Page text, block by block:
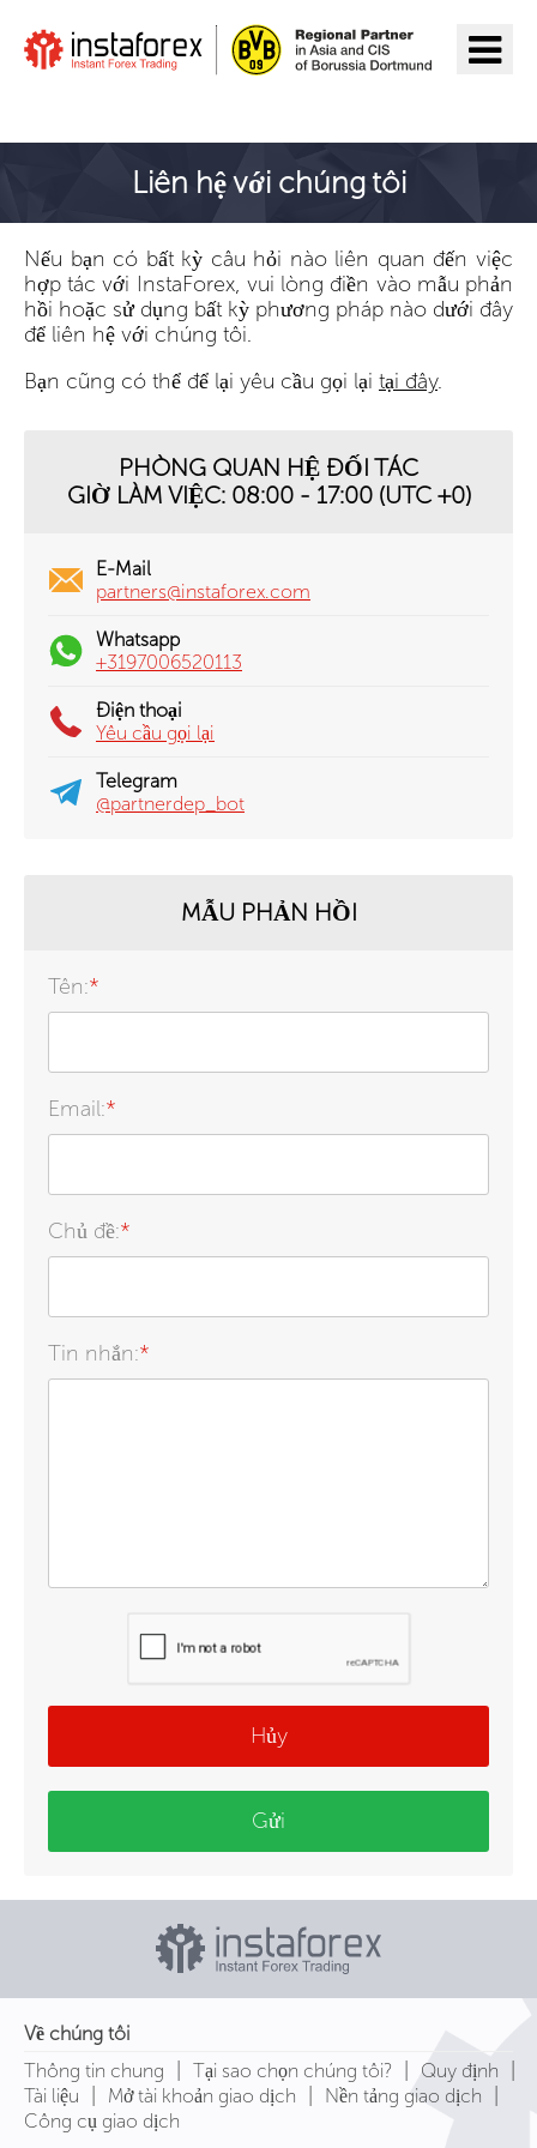
Liên hệ với chúng tôi
Nếu bạn có bất kỳ câu hỏi nào liên quan đến việc
hợp tác với InstaForex, vui lòng điền vào mẫu phản
hồi hoặc sử dụng bất kỳ phương pháp nào dưới đây
để liên hệ với chúng tôi.
Bạn cũng có thể để lại yêu cầu gọi lại tại đây.
PHÒNG QUAN HỆ ĐỐI TÁC
GIỜ LÀM VIỆC: 08:00 - 17:00 (UTC +0)
E-Mail
partners@instaforex.com
Whatsapp
+3197006520113
Điện thoại
Yêu cầu gọi lại
Telegram
@partnerdep_bot
MẪU PHẢN HỒI
Tên:*
Email:*
Chủ đề:*
Tin nhắn:*
Hủy
Gửi
Về chúng tôi
Thông tin chung
| Tại sao chọn chúng tôi? | Quy định |
Tài liệu | Mở tài khoản giao dịch | Nền tảng giao dịch |
Công cụ giao dịch